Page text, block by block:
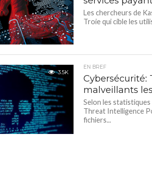
Les chercheurs de
Troie qui cible les
3.5K
EN BREF
Cybersécurité:
malveillants
Selon les statistiques
Threat Intelligence
fichiers...